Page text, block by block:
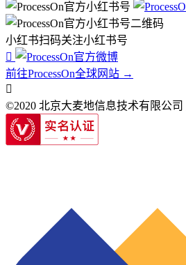
小红书扫码关注小红书号

前往ProcessOn全球网站 →

©2020 北京大麦地信息技术有限公司